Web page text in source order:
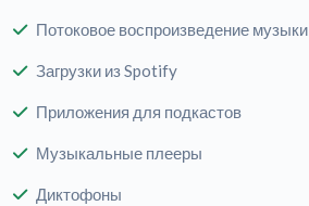
Потоковое воспроизведение музыки
Загрузки из Spotify
Приложения для подкастов
Музыкальные плееры
Диктофоны